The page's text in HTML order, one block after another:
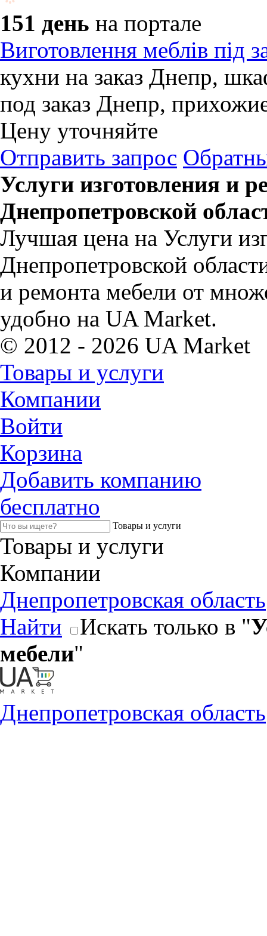
151 день на портале
Виготовлення меблів під
кухни на заказ Днепр,
под заказ Днепр,
Цену уточняйте
Отправить запрос
Услуги изготовления и
Днепропетровской
Лучшая цена на Услуги
Днепропетровской
и ремонта мебели от
удобно на UA Market.
© 2012 - 2026 UA Market
Товары и услуги
Компании
Войти
Корзина
Добавить компанию
бесплатно
Товары и услуги
Товары и услуги
Компании
Днепропетровская область
Найти
Искать только в "
мебели"
Днепропетровская область